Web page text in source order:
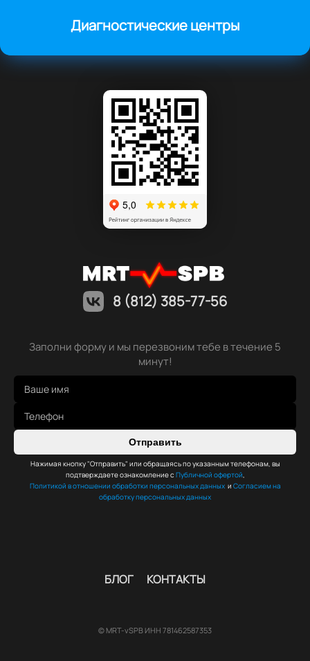
Диагностические центры
8 (812) 385-77-56
Заполни форму и мы перезвоним тебе в течение 5
минут!
Отправить
Нажимая кнопку "Отправить" или обращаясь по указанным телефонам, вы
подтверждаете ознакомление с Публичной офертой,
Политикой в отношении обработки персональных данных и Согласием на
обработку персональных данных
БЛОГ КОНТАКТЫ
© MRT-vSPB ИНН 781462587353